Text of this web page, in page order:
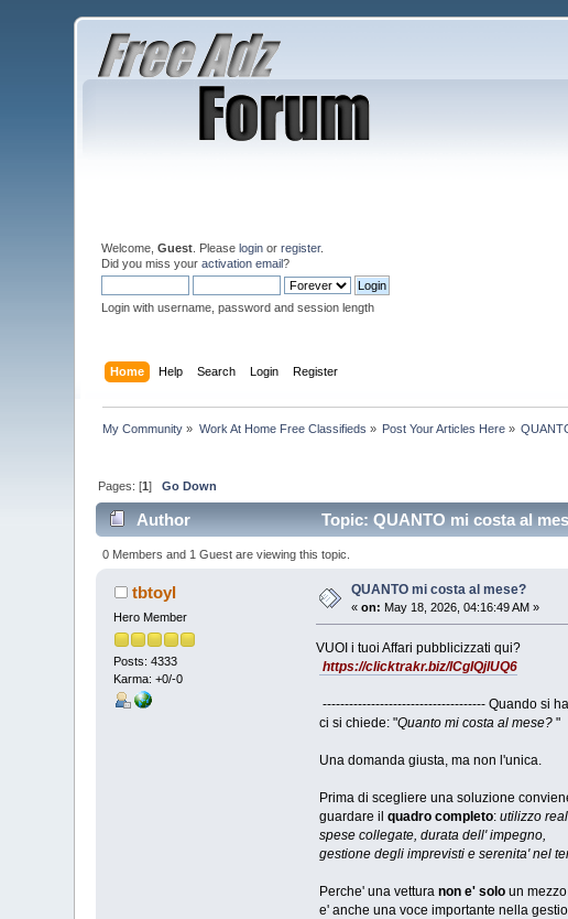
Welcome,Guest . Pleaselogin orregister.
Did you miss youractivation email?
Login with username, password and session length
Home Help Search Login Register
My Community » Work At Home Free Classifieds » Post Your Articles Here »
Pages: [1]Go Down
Author Topic: QUANTO mi costa al
0 Members and 1 Guest are viewing this topic.
tbtoyl
Hero Member
Posts: 4333
Karma: +0/-0
QUANTO mi costa al mese?
«on: May 18, 2026, 04:16:49 AM »
VUOI i tuoi Affari pubblicizzati qui?
https://clicktrakr.biz/lCgIQjlUQ6
------------------------------------- Quando si
ci si chiede: "Quanto mi costa al mese?"
Una domanda giusta, ma non l'unica.
Prima di scegliere una soluzione
guardare il quadro completo: utilizzo
spese collegate, durata dell' impegno,
gestione degli imprevisti e serenita' nel
Perche' una vettura non e' soloun mezzo
e' anche una voce importante nella